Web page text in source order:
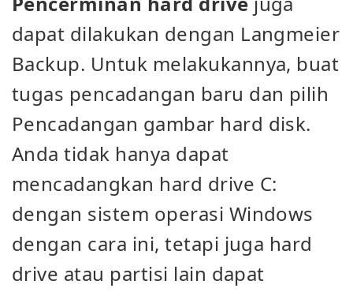
dapat dilakukan dengan Langmeier
Backup. Untuk melakukannya, buat
tugas pencadangan baru dan pilih
Pencadangan gambar hard disk.
Anda tidak hanya dapat
mencadangkan hard drive C:
dengan sistem operasi Windows
dengan cara ini, tetapi juga hard
drive atau partisi lain dapat